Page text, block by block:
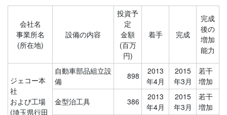
会社名
事業所名
(所在地)
設備の内容
投資予
定
金額
(百万
円)
着手 完成
完成
後の
増加
能力
ジェコー本
社
および工場
(埼玉県行田
自動車部品組立設
備
898
2013
年4月
2015
年3月
若干
増加
金型治工具
386
2013
年4月
2015
年3月
若干
増加